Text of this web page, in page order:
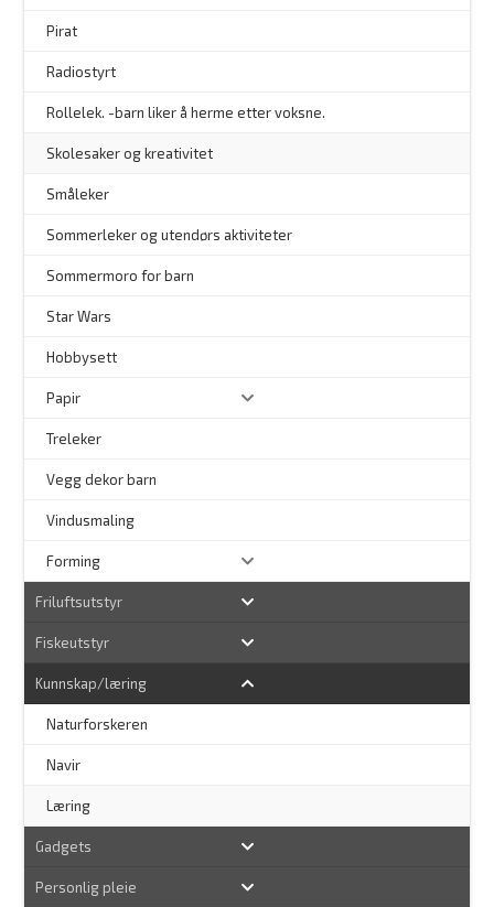
Pirat
Radiostyrt
Rollelek. -barn liker å herme etter voksne.
Skolesaker og kreativitet
Småleker
Sommerleker og utendørs aktiviteter
Sommermoro for barn
Star Wars
Hobbysett
Papir
Treleker
Vegg dekor barn
Vindusmaling
Forming
Friluftsutstyr
Fiskeutstyr
Kunnskap/læring
Naturforskeren
Navir
Læring
Gadgets
Personlig pleie